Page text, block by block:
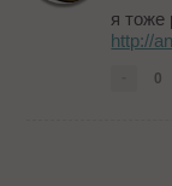
я тоже
http://
0